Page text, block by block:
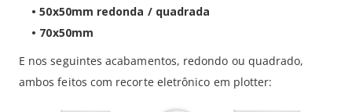
•50x50mm redonda / quadrada
• 70x50mm
E nos seguintes acabamentos, redondo ou quadrado,
ambos feitos com recorte eletrônico em plotter: